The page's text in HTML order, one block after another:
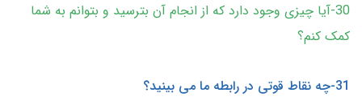
30-آیا چیزی وجود دارد که از انجام آن بترسید و بتوانم به شما
کمک کنم؟
31-چه نقاط قوتی در رابطه ما می بینید؟